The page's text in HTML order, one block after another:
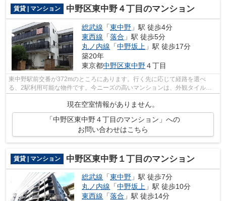
賃貸 | マンション 中野区東中野４丁目のマンション
総武線 「東中野 」駅 徒歩4分
東西線 「落合 」駅 徒歩5分
丸ノ内線 「中野坂上 」駅 徒歩17分
築20年
東京都中野区東中野４丁目
東中野駅前交番が372mのところにあります。行く先に応じて経路を選べ
る、2駅利用可能な物件です。今ニーズの高いマンションは、外観タイル張
現在空室情報がありません。
「中野区東中野４丁目のマンション」への
お問い合わせはこちら
賃貸 | マンション 中野区東中野１丁目のマンション
総武線 「東中野 」駅 徒歩7分
丸ノ内線 「中野坂上 」駅 徒歩10分
東西線 「落合 」駅 徒歩14分